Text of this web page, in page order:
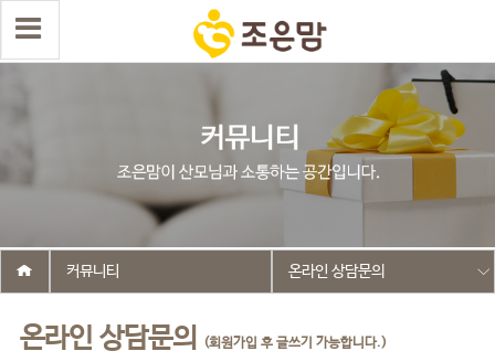
온라인 상담문의 (회원가입 후 글쓰기 가능합니다.)
커뮤니티 온라인 상담문의